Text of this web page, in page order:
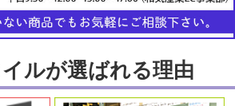
ルが選ばれる理由